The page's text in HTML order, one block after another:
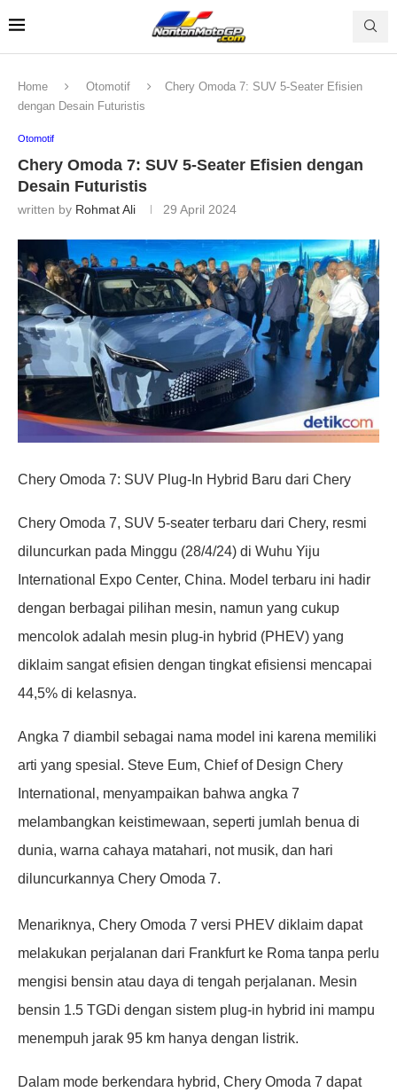
Home Otomotif
Chery Omoda 7: SUV 5-Seater Efisien
dengan Desain Futuristis
Otomotif
Chery Omoda 7: SUV 5-Seater Efisien dengan
Desain Futuristis
written by Rohmat Ali 29 April 2024
Chery Omoda 7: SUV Plug-In Hybrid Baru dari Chery
Chery Omoda 7, SUV 5-seater terbaru dari Chery, resmi
diluncurkan pada Minggu (28/4/24) di Wuhu Yiju
International Expo Center, China. Model terbaru ini hadir
dengan berbagai pilihan mesin, namun yang cukup
mencolok adalah mesin plug-in hybrid (PHEV) yang
diklaim sangat efisien dengan tingkat efisiensi mencapai
44,5% di kelasnya.
Angka 7 diambil sebagai nama model ini karena memiliki
arti yang spesial. Steve Eum, Chief of Design Chery
International, menyampaikan bahwa angka 7
melambangkan keistimewaan, seperti jumlah benua di
dunia, warna cahaya matahari, not musik, dan hari
diluncurkannya Chery Omoda 7.
Menariknya, Chery Omoda 7 versi PHEV diklaim dapat
melakukan perjalanan dari Frankfurt ke Roma tanpa perlu
mengisi bensin atau daya di tengah perjalanan. Mesin
bensin 1.5 TGDi dengan sistem plug-in hybrid ini mampu
menempuh jarak 95 km hanya dengan listrik.
Dalam mode berkendara hybrid, Chery Omoda 7 dapat